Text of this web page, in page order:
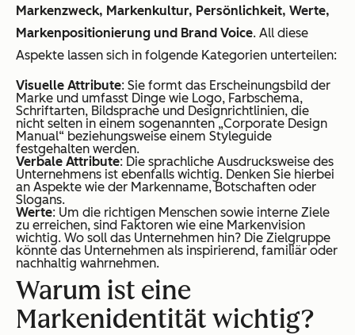
Markenzweck, Markenkultur, Persönlichkeit, Werte,
Markenpositionierung und Brand Voice. All diese
Aspekte lassen sich in folgende Kategorien unterteilen:
Visuelle Attribute: Sie formt das Erscheinungsbild der
Marke und umfasst Dinge wie Logo, Farbschema,
Schriftarten, Bildsprache und Designrichtlinien, die
nicht selten in einem sogenannten „Corporate Design
Manual“ beziehungsweise einem Styleguide
festgehalten werden.
Verbale Attribute: Die sprachliche Ausdrucksweise des
Unternehmens ist ebenfalls wichtig. Denken Sie hierbei
an Aspekte wie der Markenname, Botschaften oder
Slogans.
Werte: Um die richtigen Menschen sowie interne Ziele
zu erreichen, sind Faktoren wie eine Markenvision
wichtig. Wo soll das Unternehmen hin? Die Zielgruppe
könnte das Unternehmen als inspirierend, familiär oder
nachhaltig wahrnehmen.
Warum ist eine
Markenidentität wichtig?